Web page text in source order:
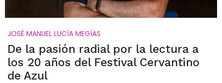
JOSÉ MANUEL LUCÍA MEGÍAS
De la pasión radial por la lectura a
los 20 años del Festival Cervantino
de Azul